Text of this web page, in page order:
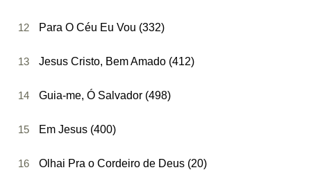
12 Para O Céu Eu Vou (332)
13 Jesus Cristo, Bem Amado (412)
14 Guia-me, Ó Salvador (498)
15 Em Jesus (400)
16 Olhai Pra o Cordeiro de Deus (20)